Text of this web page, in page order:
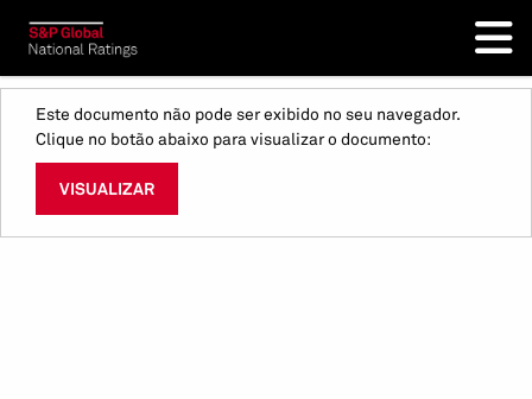
Este documento não pode ser exibido no seu navegador.
Clique no botão abaixo para visualizar o documento:
VISUALIZAR